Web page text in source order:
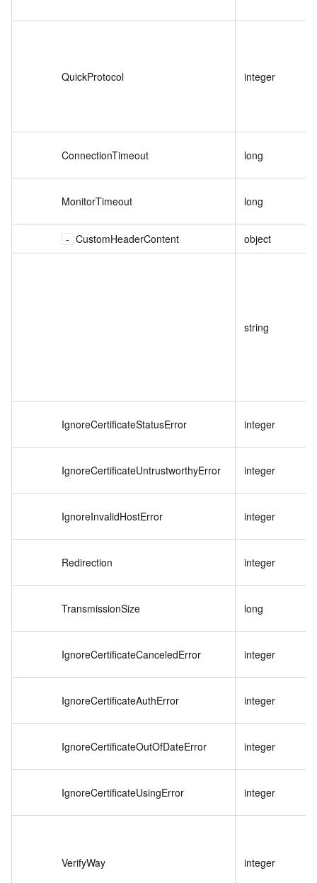
QuickProtocol integer
ConnectionTimeout long
MonitorTimeout long
CustomHeaderContent object
string
IgnoreCertificateStatusError integer
IgnoreCertificateUntrustworthyError integer
IgnoreInvalidHostError integer
Redirection integer
TransmissionSize long
IgnoreCertificateCanceledError integer
IgnoreCertificateAuthError integer
IgnoreCertificateOutOfDateError integer
IgnoreCertificateUsingError integer
VerifyWay integer